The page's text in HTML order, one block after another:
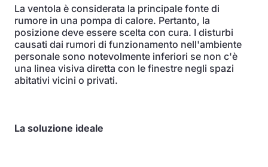
La ventola è considerata la principale fonte di
rumore in una pompa di calore. Pertanto, la
posizione deve essere scelta con cura. I disturbi
causati dai rumori di funzionamento nell'ambiente
personale sono notevolmente inferiori se non c'è
una linea visiva diretta con le finestre negli spazi
abitativi vicini o privati.
La soluzione ideale